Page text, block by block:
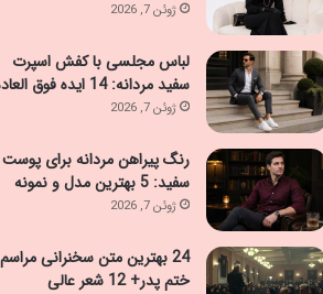
ژوئن 7, 2026
لباس مجلسی با کفش اسپرت
سفید مردانه: 14 ایده فوق العاده
ژوئن 7, 2026
رنگ پیراهن مردانه برای پوست
سفید: 5 بهترین مدل و نمونه
ژوئن 7, 2026
24 بهترین متن سخنرانی مراسم
ختم پدر+ 12 شعر عالی